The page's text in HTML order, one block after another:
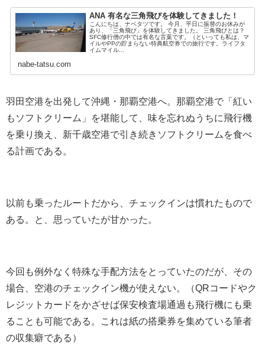
ANA 有名な三角飛びを体験してきました！
こんにちは、ナベタツです。 今月、平日に振替のお休みが
あり、「三角飛び」を体験してきました。 三角飛びとは？
SFC修行僧の中では有名な言葉です。（といっても私は、マ
イルやPPの貯まらない特典航空券での旅行です。ライフタ
イムマイル...
nabe-tatsu.com
羽田空港を出発して沖縄・那覇空港へ。那覇空港で「紅い
もソフトクリーム」を堪能して、味を忘れぬうちに飛行機
を乗り換え、新千歳空港で引き続きソフトクリームを食べ
る計画である。
以前も乗ったルートだから、チェックインは慣れたもので
ある。と、思っていたが甘かった。
今回も例外なく特殊な手配方法をとっていたのだが、その
場合、空港のチェックイン機が使えない。（QRコードやク
レジットカードをかざせば保安検査場通過も飛行機にも乗
ることも可能である。これは紙の搭乗券を集めている筆者
の収集癖である）